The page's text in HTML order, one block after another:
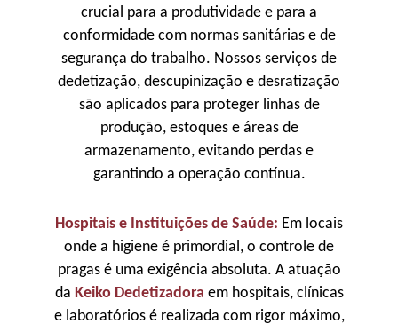
crucial para a produtividade e para a
conformidade com normas sanitárias e de
segurança do trabalho. Nossos serviços de
dedetização, descupinização e desratização
são aplicados para proteger linhas de
produção, estoques e áreas de
armazenamento, evitando perdas e
garantindo a operação contínua.
Hospitais e Instituições de Saúde: Em locais
onde a higiene é primordial, o controle de
pragas é uma exigência absoluta. A atuação
da Keiko Dedetizadora em hospitais, clínicas
e laboratórios é realizada com rigor máximo,